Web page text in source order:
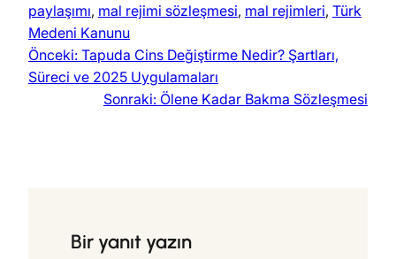
paylaşımı, mal rejimi sözleşmesi, mal rejimleri, Türk
Medeni Kanunu
Önceki: Tapuda Cins Değiştirme Nedir? Şartları,
Süreci ve 2025 Uygulamaları
Sonraki: Ölene Kadar Bakma Sözleşmesi
Bir yanıt yazın